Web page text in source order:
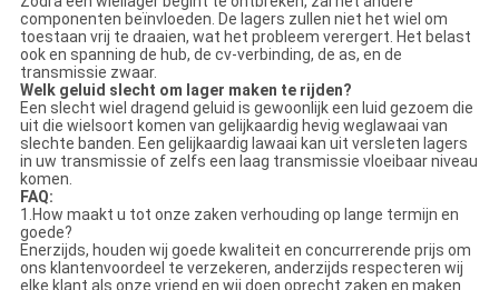
componenten beïnvloeden. De lagers zullen niet het wiel om
toestaan vrij te draaien, wat het probleem verergert. Het belast
ook en spanning de hub, de cv-verbinding, de as, en de
transmissie zwaar.
Welk geluid slecht om lager maken te rijden?
Een slecht wiel dragend geluid is gewoonlijk een luid gezoem die
uit die wielsoort komen van gelijkaardig hevig weglawaai van
slechte banden. Een gelijkaardig lawaai kan uit versleten lagers
in uw transmissie of zelfs een laag transmissie vloeibaar niveau
komen.
FAQ:
1.How maakt u tot onze zaken verhouding op lange termijn en
goede?
Enerzijds, houden wij goede kwaliteit en concurrerende prijs om
ons klantenvoordeel te verzekeren, anderzijds respecteren wij
elke klant als onze vriend en wij doen oprecht zaken en maken